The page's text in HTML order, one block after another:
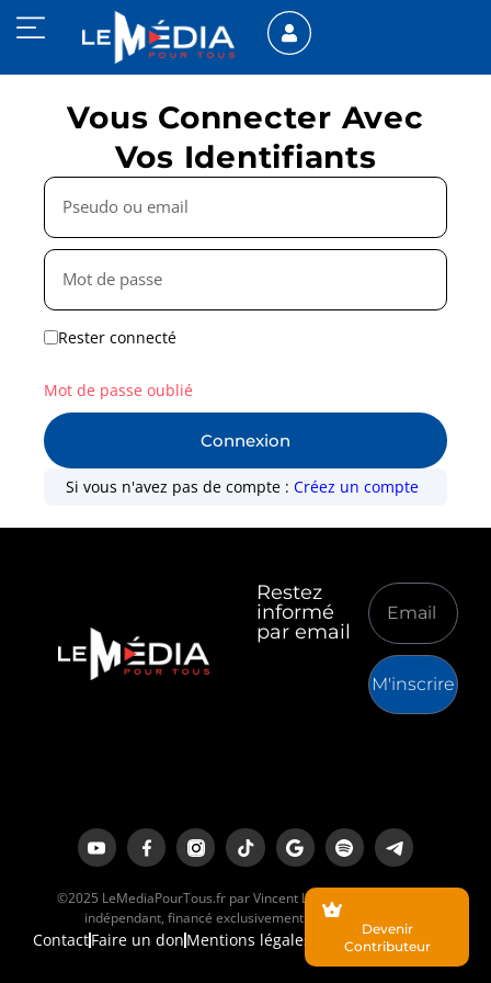
Vous Connecter Avec
Vos Identifiants
Rester connecté
Connexion
Mot de passe oublié
Si vous n'avez pas de compte :Créez un compte
Restez
informé
par email
M'inscrire
©2025 LeMediaPourTous.fr par Vincent Lapierre est un média
indépendant, financé exclusivement par ses lecteurs.
ContactFaire un don Mentions légales
Devenir
Contributeur